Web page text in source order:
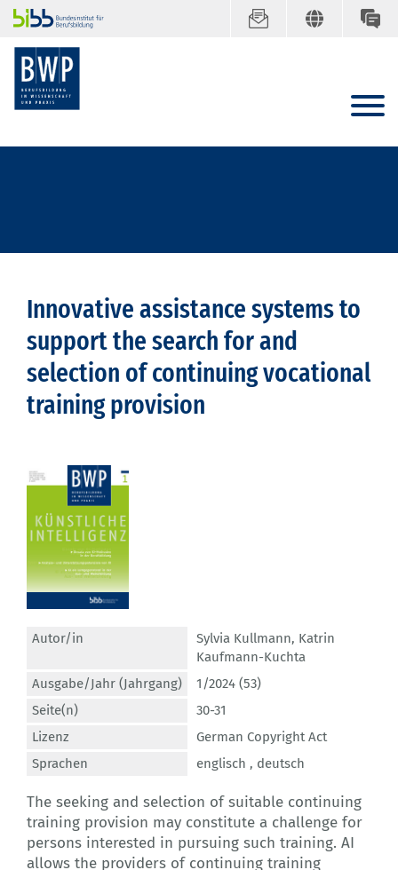
Innovative assistance systems to
support the search for and
selection of continuing vocational
training provision
Autor/in Sylvia Kullmann, Katrin
Kaufmann-Kuchta
Ausgabe/Jahr (Jahrgang)
1/2024 (53)
Seite(n)
30-31
Lizenz
German Copyright Act
Sprachen
englisch , deutsch
The seeking and selection of suitable continuing
training provision may constitute a challenge for
persons interested in pursuing such training. AI
allows the providers of continuing training